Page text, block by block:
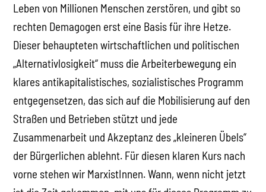
Leben von Millionen Menschen zerstören, und gibt so
rechten Demagogen erst eine Basis für ihre Hetze.
Dieser behaupteten wirtschaftlichen und politischen
„Alternativlosigkeit“ muss die Arbeiterbewegung ein
klares antikapitalistisches, sozialistisches Programm
entgegensetzen, das sich auf die Mobilisierung auf den
Straßen und Betrieben stützt und jede
Zusammenarbeit und Akzeptanz des „kleineren Übels“
der Bürgerlichen ablehnt. Für diesen klaren Kurs nach
vorne stehen wir MarxistInnen. Wann, wenn nicht jetzt